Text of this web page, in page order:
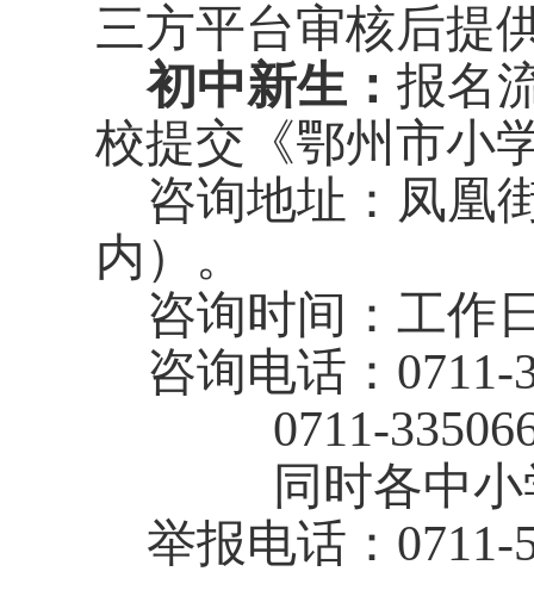
三方平台审核后提
初中新生： 报名
校提交《鄂州市小
咨询地址：凤凰
内）。
咨询时间：工作
咨询电话： 0711-
0711-
同时各中
举报电话： 0711-